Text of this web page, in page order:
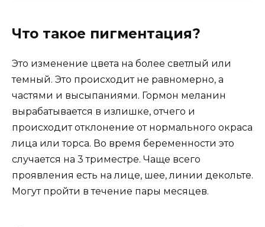
Что такое пигментация?
Это изменение цвета на более светлый или
темный. Это происходит не равномерно, а
частями и высыпаниями. Гормон меланин
вырабатывается в излишке, отчего и
происходит отклонение от нормального окраса
лица или торса. Во время беременности это
случается на 3 триместре. Чаще всего
проявления есть на лице, шее, линии декольте.
Могут пройти в течение пары месяцев.